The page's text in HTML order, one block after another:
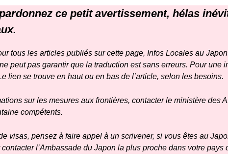
ce petit avertissement, hélas
tous les articles publiés sur cette page, Infos Locales au
peut pas garantir que la traduction est sans erreurs. Pour une
lien se trouve en haut ou en bas de l’article, selon les besoins.
sur les mesures aux frontières, contacter le ministère des
compétents.
visas, pensez à faire appel à un scrivener, si vous êtes au
l’Ambassade du Japon la plus proche dans votre pays